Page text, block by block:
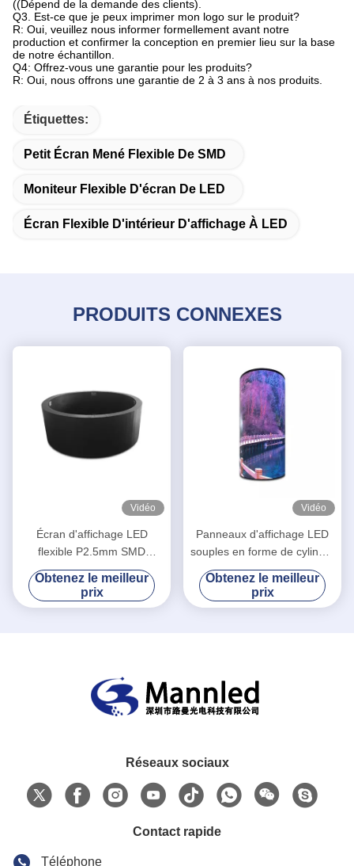
((Dépend de la demande des clients).
Q3. Est-ce que je peux imprimer mon logo sur le produit?
R: Oui, veuillez nous informer formellement avant notre
production et confirmer la conception en premier lieu sur la base
de notre échantillon.
Q4: Offrez-vous une garantie pour les produits?
R: Oui, nous offrons une garantie de 2 à 3 ans à nos produits.
Étiquettes:
Petit Écran Mené Flexible De SMD
Moniteur Flexible D'écran De LED
Écran Flexible D'intérieur D'affichage À LED
PRODUITS CONNEXES
Vidéo
Écran d'affichage LED
flexible P2.5mm SMD
1R1G1B Colonne cylindrique
de forme ronde
Obtenez le meilleur
prix
Vidéo
Panneaux d'affichage LED
souples en forme de cylindre
P2.5 courbés à l'intérieur
Obtenez le meilleur
prix
Réseaux sociaux
Contact rapide
Téléphone